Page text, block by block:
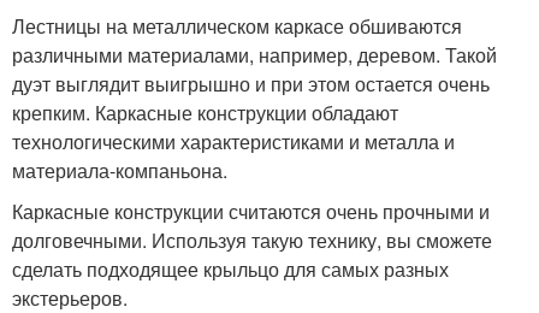
Лестницы на металлическом каркасе обшиваются
различными материалами, например, деревом. Такой
дуэт выглядит выигрышно и при этом остается очень
крепким. Каркасные конструкции обладают
технологическими характеристиками и металла и
материала-компаньона.
Каркасные конструкции считаются очень прочными и
долговечными. Используя такую технику, вы сможете
сделать подходящее крыльцо для самых разных
экстерьеров.